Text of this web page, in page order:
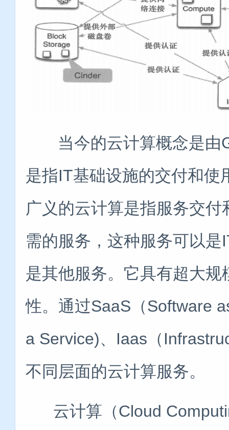
当今的云计算概念是由
是指IT基础设施的交付和使
广义的云计算是指服务交
需的服务，这种服务可以
是其他服务。它具有超大
性。通过SaaS（Software
a Service)、Iaas（
不同层面的云计算服务。
云计算（Cloud